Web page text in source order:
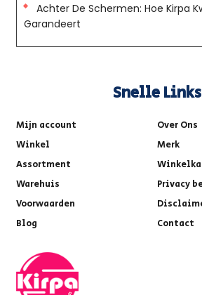
Achter De Schermen: Hoe Kirpa
Garandeert
Snelle Links
Mijn account
Over Ons
Winkel
Merk
Assortment
Warehuis
Privacy
Voorwaarden
Blog
Contact